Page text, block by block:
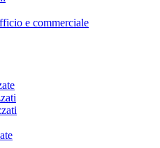
e commerciale